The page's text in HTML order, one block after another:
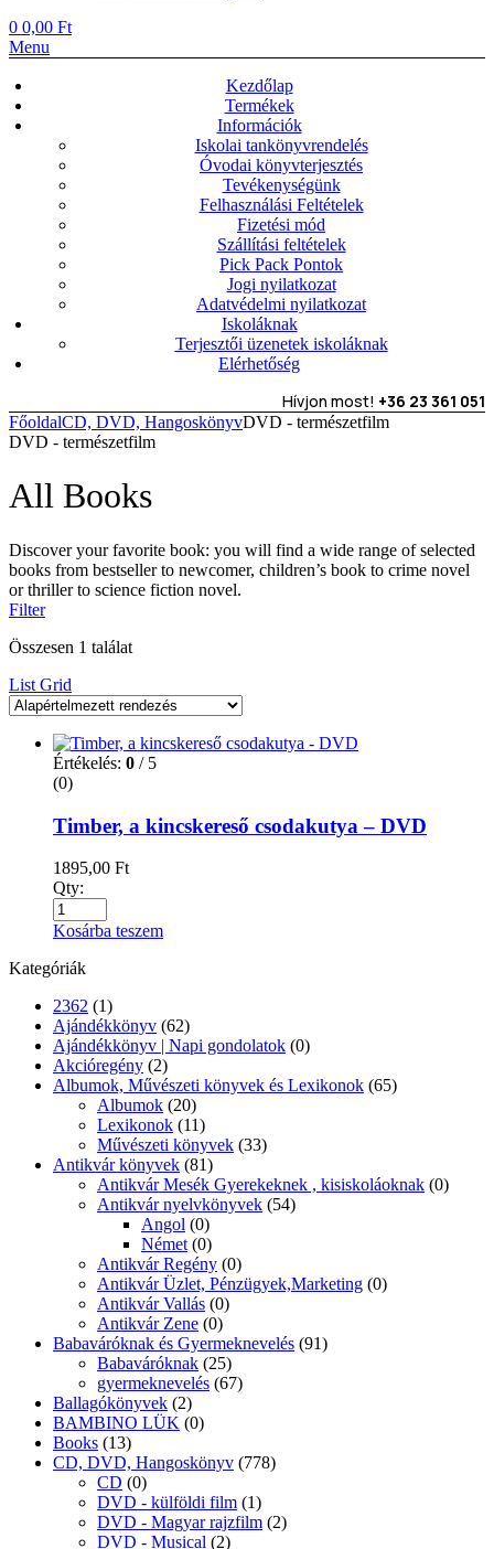
0 0,00 Ft
Menu
Kezdőlap
Termékek
Információk
Iskolai tankönyvrendelés
Óvodai könyvterjesztés
Tevékenységünk
Felhasználási Feltételek
Fizetési mód
Szállítási feltételek
Pick Pack Pontok
Jogi nyilatkozat
Adatvédelmi nyilatkozat
Iskoláknak
Terjesztői üzenetek iskoláknak
Elérhetőség
Hívjon most! +36 23 361 051
FőoldalCD, DVD, HangoskönyvDVD - természetfilm
DVD - természetfilm
All Books
Discover your favorite book: you will find a wide range of selected
books from bestseller to newcomer, children’s book to crime novel
or thriller to science fiction novel.
Filter
Összesen 1 találat
List Grid
Értékelés: 0 / 5
(0)
Timber, a kincskereső csodakutya – DVD
1895,00 Ft
Qty:
Kosárba teszem
Kategóriák
2362 (1)
Ajándékkönyv (62)
Ajándékkönyv | Napi gondolatok (0)
Akcióregény (2)
Albumok, Művészeti könyvek és Lexikonok (65)
Albumok (20)
Lexikonok (11)
Művészeti könyvek (33)
Antikvár könyvek (81)
Antikvár Mesék Gyerekeknek , kisiskoláoknak (0)
Antikvár nyelvkönyvek (54)
Angol (0)
Német (0)
Antikvár Regény (0)
Antikvár Üzlet, Pénzügyek,Marketing (0)
Antikvár Vallás (0)
Antikvár Zene (0)
Babaváróknak és Gyermeknevelés (91)
Babaváróknak (25)
gyermeknevelés (67)
Ballagókönyvek (2)
BAMBINO LÜK (0)
Books (13)
CD, DVD, Hangoskönyv (778)
CD (0)
DVD - külföldi film (1)
DVD - Magyar rajzfilm (2)
DVD - Musical (2)